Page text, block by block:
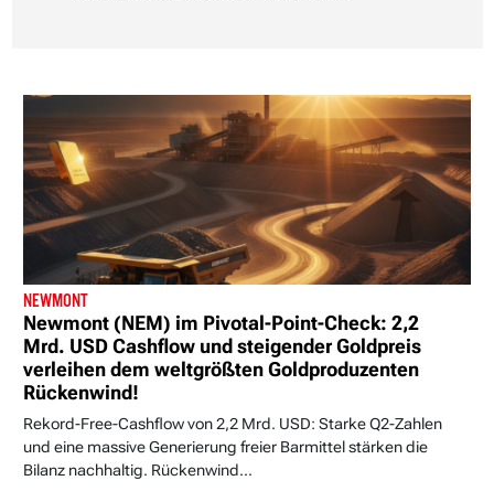
NEWMONT
Newmont (NEM) im Pivotal-Point-Check: 2,2
Mrd. USD Cashflow und steigender Goldpreis
verleihen dem weltgrößten Goldproduzenten
Rückenwind!
Rekord-Free-Cashflow von 2,2 Mrd. USD: Starke Q2-Zahlen
und eine massive Generierung freier Barmittel stärken die
Bilanz nachhaltig. Rückenwind...